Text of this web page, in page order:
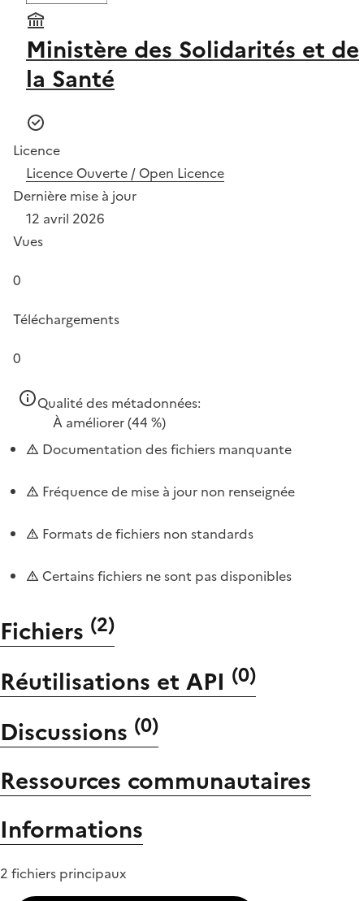
Ministère des Solidarités et de
la Santé
Licence
Licence Ouverte / Open Licence
Dernière mise à jour
12 avril 2026
Vues
0
Téléchargements
0
Qualité des métadonnées:
À améliorer(44 %)
Documentation des fichiers manquante
Fréquence de mise à jour non renseignée
Formats de fichiers non standards
Certains fichiers ne sont pas disponibles
Fichiers (2)
Réutilisations et API (0)
Discussions (0)
Ressources communautaires
Informations
2 fichiers principaux